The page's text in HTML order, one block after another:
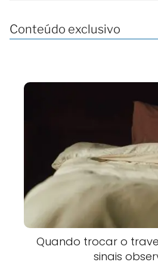
Conteúdo exclusivo
Quando trocar o
sinais